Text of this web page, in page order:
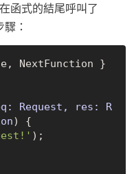
函式的結尾呼叫了
：
Request, res: R
) {
);